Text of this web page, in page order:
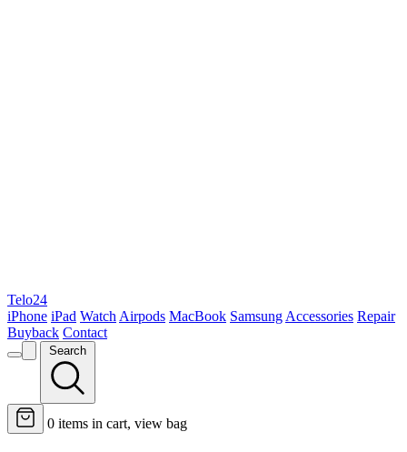
Telo24
iPhone iPad Watch Airpods MacBook Samsung Accessories Repair
Buyback Contact
Search
0 items in cart, view bag